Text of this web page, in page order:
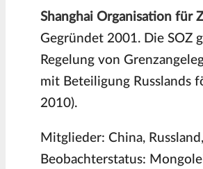
Shanghai Organisation für
Gegründet 2001. Die SOZ
Regelung von
mit Beteiligung Russlands
2010).
Mitglieder: China,
Beobachterstatus: